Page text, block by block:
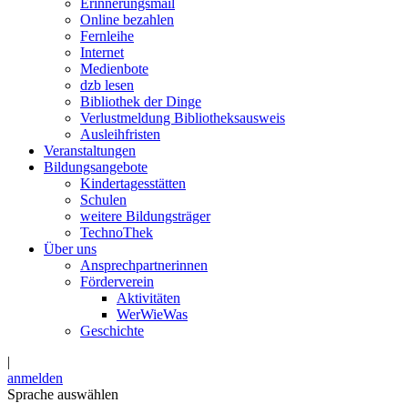
Erinnerungsmail
Online bezahlen
Fernleihe
Internet
Medienbote
dzb lesen
Bibliothek der Dinge
Verlustmeldung Bibliotheksausweis
Ausleihfristen
Veranstaltungen
Bildungsangebote
Kindertagesstätten
Schulen
weitere Bildungsträger
TechnoThek
Über uns
Ansprechpartnerinnen
Förderverein
Aktivitäten
WerWieWas
Geschichte
|
anmelden
Sprache auswählen